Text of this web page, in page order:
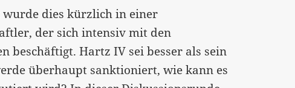
wurde dies kürzlich in einer
der sich intensiv mit den
beschäftigt. Hartz IV sei besser als sein
überhaupt sanktioniert, wie kann es